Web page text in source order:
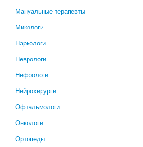
Мануальные терапевты
Микологи
Наркологи
Неврологи
Нефрологи
Нейрохирурги
Офтальмологи
Онкологи
Ортопеды